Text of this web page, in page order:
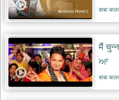
बाबा
मैं
ਆ
बाबा